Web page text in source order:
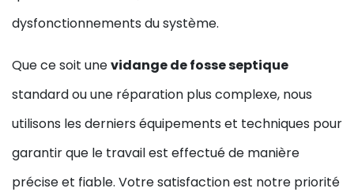
dysfonctionnements du système.
Que ce soit unevidange de fosse septique
standard ou une réparation plus complexe, nous
utilisons les derniers équipements et techniques pour
garantir que le travail est effectué de manière
précise et fiable. Votre satisfaction est notre priorité